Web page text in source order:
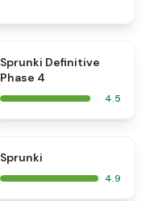
Sprunki Definitive
Phase 4
4.5
Sprunki
4.9